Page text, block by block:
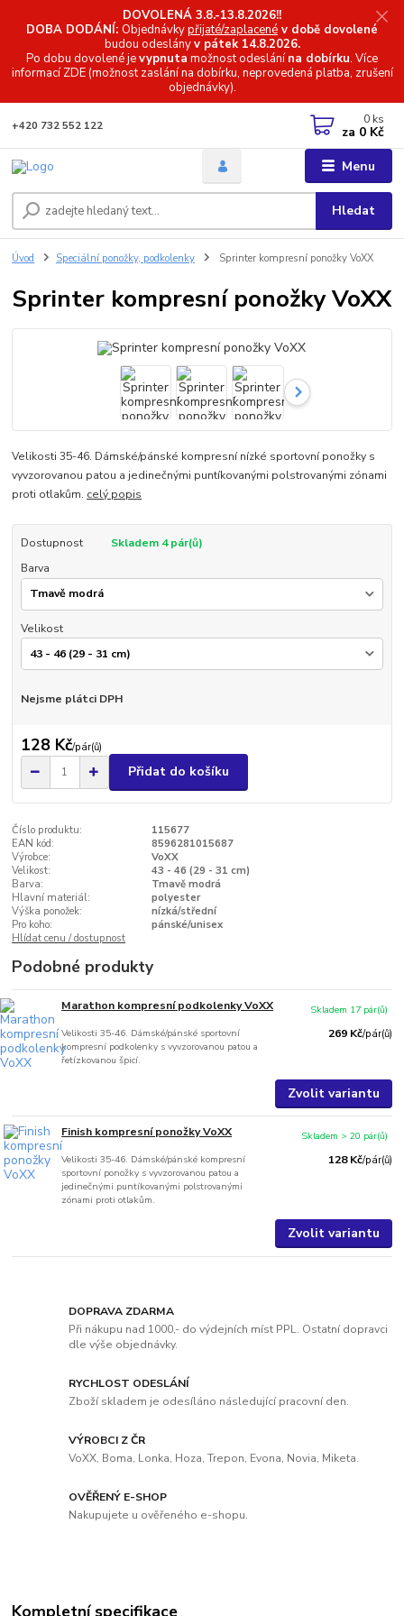
DOVOLENÁ 3.8.-13.8.2026!!
DOBA DODÁNÍ: Objednávkypřijaté/zaplacené v době dovolené
budou odeslányv pátek 14.8.2026.
Po dobu dovolené jevypnuta možnost odeslánína dobírku. Více
informacíZDE (možnost zaslání na dobírku, neprovedená platba, zrušení
objednávky).
Menu
Hledat
+420 732 552 122 0 ks
za 0 Kč
Úvod Speciální ponožky, podkolenky Sprinter kompresní ponožky VoXX
Sprinter kompresní ponožky VoXX
Velikosti 35-46. Dámské/pánské kompresní nízké sportovní ponožky s
vyvzorovanou patou a jedinečnými puntíkovanými polstrovanými zónami
proti otlakům. celý popis
Dostupnost
Skladem 4 pár(ů)
Barva
Velikost
Nejsme plátci DPH
128 Kč/pár(ů)
Přidat do košíku
Číslo produktu:
115677
EAN kód:
8596281015687
Výrobce:
VoXX
Velikost:
43 - 46 (29 - 31 cm)
Barva:
Tmavě modrá
Hlavní materiál:
polyester
Výška ponožek:
nízká/střední
Pro koho:
pánské/unisex
Hlídat cenu / dostupnost
Podobné produkty
Marathon kompresní podkolenky VoXX
Velikosti 35-46. Dámské/pánské sportovní
kompresní podkolenky s vyvzorovanou patou a
řetízkovanou špicí.
269 Kč/pár(ů)
Skladem 17 pár(ů)
Zvolit variantu
Finish kompresní ponožky VoXX
Velikosti 35-46. Dámské/pánské kompresní
sportovní ponožky s vyvzorovanou patou a
jedinečnými puntíkovanými polstrovanými
zónami proti otlakům.
128 Kč/pár(ů)
Skladem > 20 pár(ů)
Zvolit variantu
DOPRAVA ZDARMA
Při nákupu nad 1000,- do výdejních míst PPL. Ostatní dopravci
dle výše objednávky.
RYCHLOST ODESLÁNÍ
Zboží skladem je odesíláno následující pracovní den.
VÝROBCI Z ČR
VoXX, Boma, Lonka, Hoza, Trepon, Evona, Novia, Miketa.
OVĚŘENÝ E-SHOP
Nakupujete u ověřeného e-shopu.